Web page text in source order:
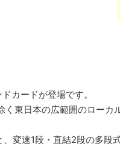
カードが登場です。
東日本の広範囲のロー
変速1段・直結2段の多段